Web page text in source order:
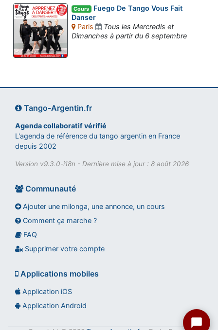
Cours Fuego De Tango Vous Fait
Danser
Paris
Tous les Mercredis et
Dimanches à partir du 6 septembre
Tango-Argentin.fr
Agenda collaboratif vérifié
L'agenda de référence du tango argentin en France
depuis 2002
Version v9.3.0-i18n - Dernière mise à jour : 8 août 2026
Communauté
Ajouter une milonga, une annonce, un cours
Comment ça marche ?
FAQ
Supprimer votre compte
Applications mobiles
Application iOS
Application Android
Assistant tango-argentin.fr
Questions sur les milongas, cours et stages